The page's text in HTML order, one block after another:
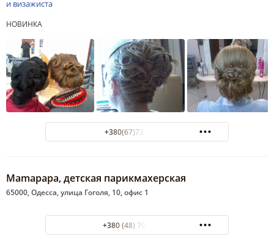
НОВИНКА
+380(67)737-48-91
Mamapapa, детская парикмахерская
65000, Одесса, улица Гоголя, 10, офис 1
+380 (48) 701-28-89